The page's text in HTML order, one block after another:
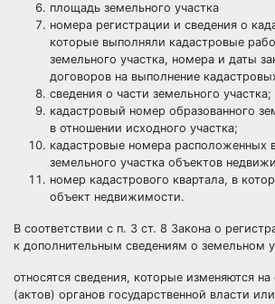
площадь земельного участка
номера регистрации и сведения о
которые выполняли кадастровые
земельного участка, номера и даты
договоров на выполнение
сведения о части земельного участка;
кадастровый номер образованного
в отношении исходного участка;
кадастровые номера расположенных
земельного участка объектов
номер кадастрового квартала, в
объект недвижимости.
В соответствии с п. 3 ст. 8 Закона о
к дополнительным сведениям о земельном
относятся сведения, которые изменяются
(актов) органов государственной власти